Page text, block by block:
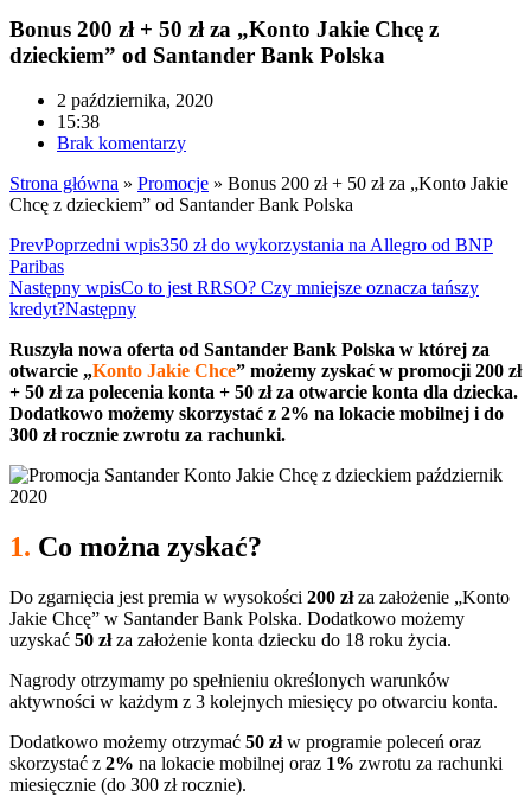
Bonus 200 zł + 50 zł za „Konto Jakie Chcę z
dzieckiem” od Santander Bank Polska
2 października, 2020
15:38
Brak komentarzy
Strona główna » Promocje » Bonus 200 zł + 50 zł za „Konto Jakie
Chcę z dzieckiem” od Santander Bank Polska
PrevPoprzedni wpis350 zł do wykorzystania na Allegro od BNP
Paribas
Następny wpisCo to jest RRSO? Czy mniejsze oznacza tańszy
kredyt?Następny
Ruszyła nowa oferta od Santander Bank Polska w której za
otwarcie „Konto Jakie Chce” możemy zyskać w promocji 200 zł
+ 50 zł za polecenia konta + 50 zł za otwarcie konta dla dziecka.
Dodatkowo możemy skorzystać z 2% na lokacie mobilnej i do
300 zł rocznie zwrotu za rachunki.
1. Co można zyskać?
Do zgarnięcia jest premia w wysokości 200 złza założenie „Konto
Jakie Chcę” w Santander Bank Polska. Dodatkowo możemy
uzyskać 50 złza założenie konta dziecku do 18 roku życia.
Nagrody otrzymamy po spełnieniu określonych warunków
aktywności w każdym z 3 kolejnych miesięcy po otwarciu konta.
Dodatkowo możemy otrzymać 50 złw programie poleceń oraz
skorzystać z 2% na lokacie mobilnej oraz 1% zwrotu za rachunki
miesięcznie (do 300 zł rocznie).